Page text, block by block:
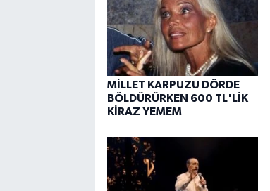
MİLLET KARPUZU DÖRDE
BÖLDÜRÜRKEN 600 TL'LİK
KİRAZ YEMEM